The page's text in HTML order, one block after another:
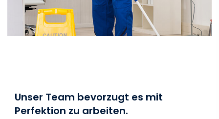
Unser Team bevorzugt es mit
Perfektion zu arbeiten.